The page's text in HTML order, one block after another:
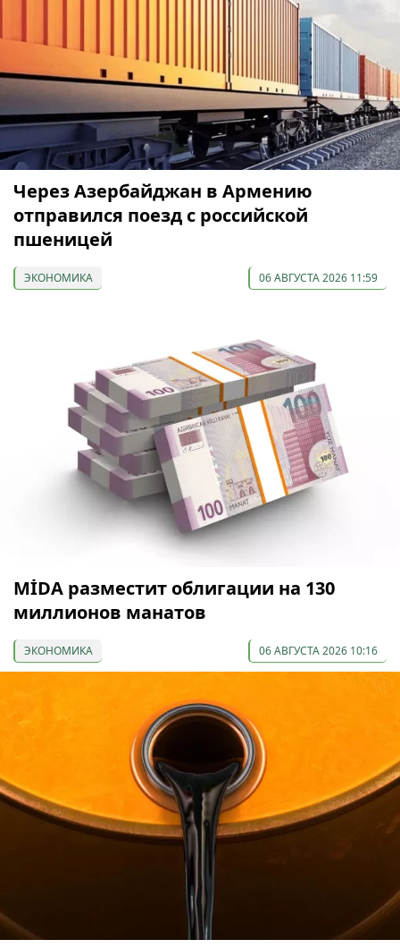
Через Азербайджан в Армению
отправился поезд с российской
пшеницей
ЭКОНОМИКА 06 АВГУСТА 2026 11:59
МİDA разместит облигации на 130
миллионов манатов
ЭКОНОМИКА 06 АВГУСТА 2026 10:16